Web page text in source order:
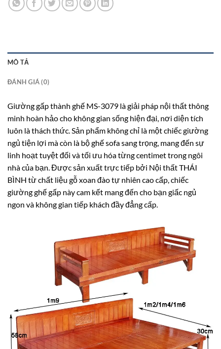
MÔ TẢ
ĐÁNH GIÁ (0)
Giường gấp thành ghế MS-3079 là giải pháp nội thất thông
minh hoàn hảo cho không gian sống hiện đại, nơi diện tích
luôn là thách thức. Sản phẩm không chỉ là một chiếc giường
ngủ tiện lợi mà còn là bộ ghế sofa sang trọng, mang đến sự
linh hoạt tuyệt đối và tối ưu hóa từng centimet trong ngôi
nhà của bạn. Được sản xuất trực tiếp bởi Nội thất THÁI
BÌNH từ chất liệu gỗ xoan đào tự nhiên cao cấp, chiếc
giường ghế gấp này cam kết mang đến cho bạn giấc ngủ
ngon và không gian tiếp khách đầy đẳng cấp.